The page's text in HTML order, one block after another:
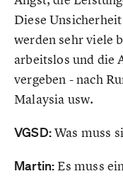
Diese
werden sehr viele
arbeitslos und die
vergeben - nach
Malaysia usw.
VGSD:Was muss
Martin: Es muss